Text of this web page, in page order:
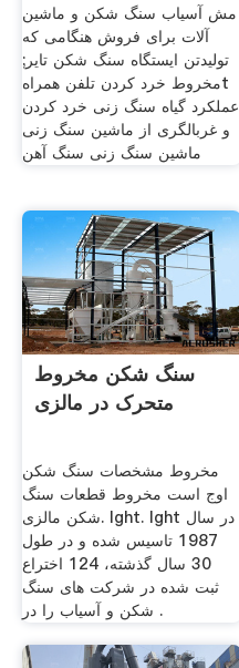
مش آسیاب سنگ شکن و ماشین
آلات برای فروش هنگامی که
تولیدتن ایستگاه سنگ شکن تایر;
مخروط خرد کردن تلفن همراهt
عملکرد گیاه سنگ زنی خرد کردن
و غربالگری از ماشین سنگ زنی
ماشین سنگ زنی سنگ آهن
سنگ شکن مخروط
متحرک در مالزی
مخروط مشخصات سنگ شکن
اوج است مخروط قطعات سنگ
شکن مالزی. lght. lght در سال
1987 تاسیس شده و در طول
30 سال گذشته، 124 اختراع
ثبت شده در شركت های سنگ
شكن و آسیاب را در .